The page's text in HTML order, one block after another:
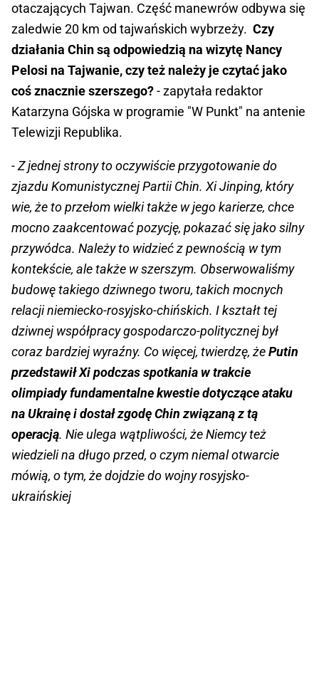
otaczających Tajwan. Część manewrów odbywa się
zaledwie 20 km od tajwańskich wybrzeży. Czy
działania Chin są odpowiedzią na wizytę Nancy
Pelosi na Tajwanie, czy też należy je czytać jako
coś znacznie szerszego?- zapytała redaktor
Katarzyna Gójska w programie "W Punkt" na antenie
Telewizji Republika.
- Z jednej strony to oczywiście przygotowanie do
zjazdu Komunistycznej Partii Chin. Xi Jinping, który
wie, że to przełom wielki także w jego karierze, chce
mocno zaakcentować pozycję, pokazać się jako silny
przywódca. Należy to widzieć z pewnością w tym
kontekście, ale także w szerszym. Obserwowaliśmy
budowę takiego dziwnego tworu, takich mocnych
relacji niemiecko-rosyjsko-chińskich. I kształt tej
dziwnej współpracy gospodarczo-politycznej był
coraz bardziej wyraźny. Co więcej, twierdzę, żePutin
przedstawił Xi podczas spotkania w trakcie
olimpiady fundamentalne kwestie dotyczące ataku
na Ukrainę i dostał zgodę Chin związaną z tą
operacją. Nie ulega wątpliwości, że Niemcy też
wiedzieli na długo przed, o czym niemal otwarcie
mówią, o tym, że dojdzie do wojny rosyjsko-
ukraińskiej